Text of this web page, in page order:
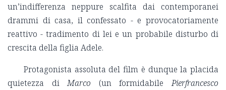
un’indifferenza neppure scalfita dai contemporanei
drammi di casa, il confessato - e provocatoriamente
reattivo - tradimento di lei e un probabile disturbo di
crescita della figlia Adele.
Protagonista assoluta del film è dunque la placida
quietezza diMarco (un formidabilePierfrancesco